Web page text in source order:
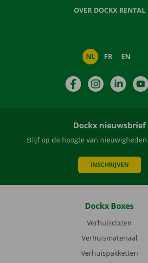
OVER DOCKX RENTAL
NL FR EN
FacebookInstagram
Dockx nieuwsbrief
Blijf op de hoogte van
INSCHRIJVEN
Dockx Boxes
Verhuisdozen
Verhuismateriaal
Verhuispakketten